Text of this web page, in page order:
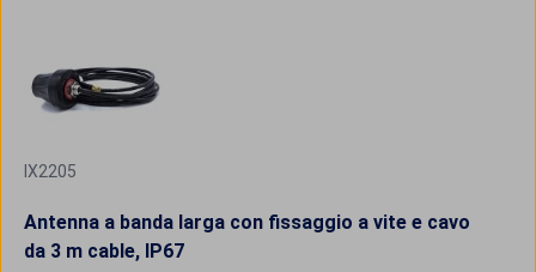
IX2205
Antenna a banda larga con fissaggio a vite e cavo
da 3 m cable, IP67